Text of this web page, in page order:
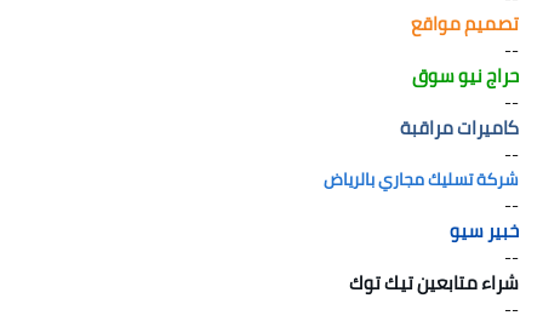
تصميم مواقع
--
حراج نيو سوق
--
كاميرات مراقبة
--
شركة تسليك مجاري بالرياض
--
خبير سيو
--
شراء متابعين تيك توك
--